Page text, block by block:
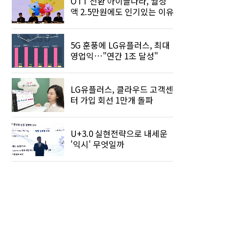
액 2.5만원에도 인기있는 이유
5G 훈풍에 LG유플러스, 최대
영업익…"연간 1조 달성"
LG유플러스, 클라우드 고객센
터 가입 회선 1만개 돌파
U+3.0 실현전략으로 내세운
'익시' 무엇일까